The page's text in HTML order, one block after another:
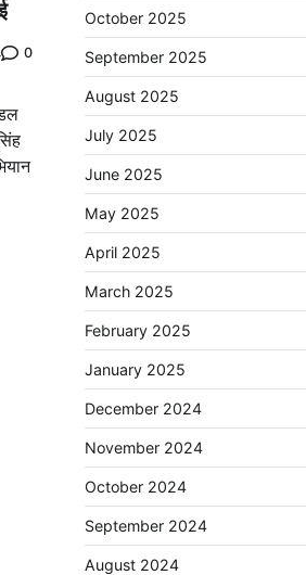
0
October 2025
September 2025
August 2025
July 2025
June 2025
May 2025
April 2025
March 2025
February 2025
January 2025
December 2024
November 2024
October 2024
September 2024
August 2024